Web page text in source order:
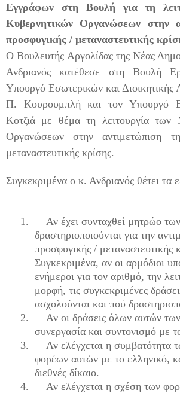
Εγγράφων στη Βουλή για τη
Κυβερνητικών Οργανώσεων στην
προσφυγικής / μεταναστευτικής
Ο Βουλευτής Αργολίδας της Νέας
Ανδριανός κατέθεσε στη Βουλή
Υπουργό Εσωτερικών και Διοικητικής
Π. Κουρουμπλή και τον Υπουργό
Κοτζιά με θέμα τη λειτουργία των
Οργανώσεων στην αντιμετώπιση
μεταναστευτικής κρίσης.
Συγκεκριμένα ο κ. Ανδριανός θέτει τα
1.
Αν έχει συνταχθεί μητρώο
δραστηριοποιούνται για την
προσφυγικής / μεταναστευτικής
Συγκεκριμένα, αν οι αρμόδιοι
ενήμεροι για τον αριθμό, την
μορφή, τις συγκεκριμένες
ασχολούνται και πού
2.
Αν οι δράσεις όλων αυτών
συνεργασία και συντονισμό με
3.
Αν ελέγχεται η συμβατότητα
φορέων αυτών με το ελληνικό,
διεθνές δίκαιο.
4.
Αν ελέγχεται η σχέση των